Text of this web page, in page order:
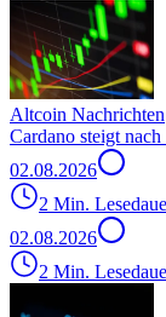
Altcoin Nachrichten
Cardano steigt
02.08.2026
2 Min.
02.08.2026
2 Min.